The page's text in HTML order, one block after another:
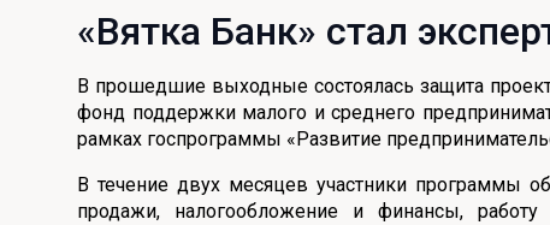
Накопительный
Отличная стратегия+
Фиксируй доход
Новый старт
Кредит на автомобиль
Потребительский кредит
Пенсионная карта
Все карты
Курсы валют ЦБ
Подбор новой недвижимости
СБПей
Mir Pay
Госуслуги
«Вятка Банк» стал
В прошедшие выходные состоялась защита
фонд поддержки малого и среднего
рамках госпрограммы «Развитие
В течение двух месяцев участники программы
продажи, налогообложение и финансы,